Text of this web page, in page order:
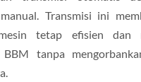
Transmisi ini
tetap efisien dan
BBM tanpa